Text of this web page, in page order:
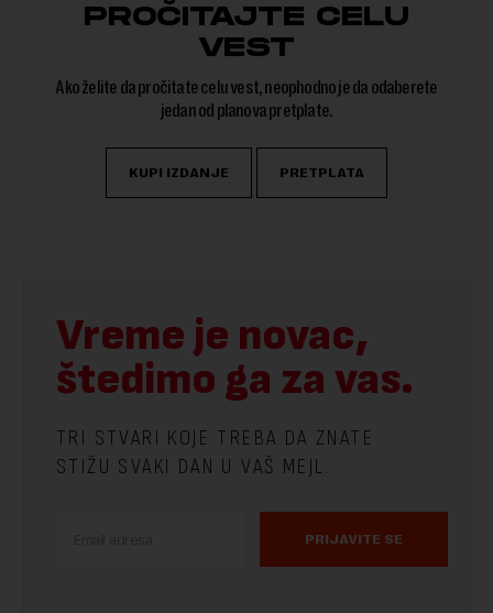
PROČITAJTE CELU
VEST
Ako želite da pročitate celu vest, neophodno je da odaberete
jedan od planova pretplate.
KUPI IZDANJE PRETPLATA
Vreme je novac,
štedimo ga za vas.
TRI STVARI KOJE TREBA DA ZNATE
STIŽU SVAKI DAN U VAŠ MEJL.
PRIJAVITE SE